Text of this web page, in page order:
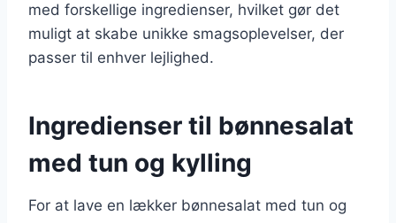
med forskellige ingredienser, hvilket gør det
muligt at skabe unikke smagsoplevelser, der
passer til enhver lejlighed.
Ingredienser til bønnesalat
med tun og kylling
For at lave en lækker bønnesalat med tun og